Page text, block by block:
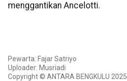
menggantikan Ancelotti.
Pewarta: Fajar Satriyo
Uploader: Musriadi
Copyright © ANTARA BENGKULU 2025